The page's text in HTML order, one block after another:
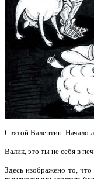
Святой Валентин. Начало
Валик, это ты не себя в
Здесь изображено то,